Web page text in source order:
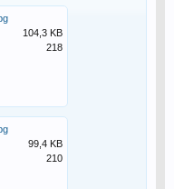
104,3 KB
218
99,4 KB
210